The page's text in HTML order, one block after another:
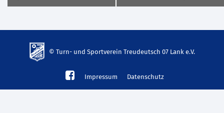
© Turn- und Sportverein Treudeutsch 07 Lank e.V.
mp3
Impressum Datenschutz